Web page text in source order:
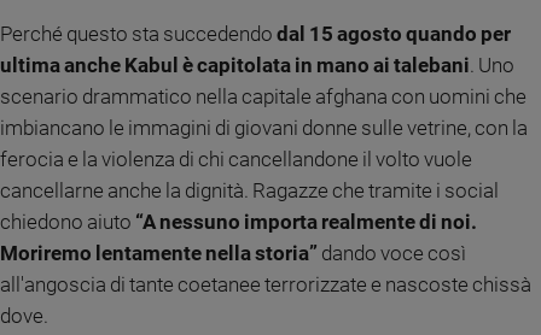
Diritti
Aziende
valore
Caso
della
settimana
Migranti
Diversità
inclusione
Perché questo sta succedendo dal 15 agosto quando per
ultima anche Kabul è capitolata in mano ai talebani. Uno
scenario drammatico nella capitale afghana con uomini che
imbiancano le immagini di giovani donne sulle vetrine, con la
ferocia e la violenza di chi cancellandone il volto vuole
cancellarne anche la dignità. Ragazze che tramite i social
chiedono aiuto “A nessuno importa realmente di noi.
Moriremo lentamente nella storia” dando voce così
all'angoscia di tante coetanee terrorizzate e nascoste chissà
dove.